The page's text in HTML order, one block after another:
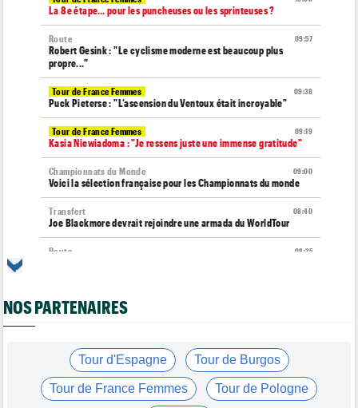
La 8e étape… pour les puncheuses ou les sprinteuses ?
09:57
Route
Robert Gesink : "Le cyclisme moderne est beaucoup plus
propre..."
09:38
Tour de France Femmes
Puck Pieterse : "L’ascension du Ventoux était incroyable"
09:19
Tour de France Femmes
Kasia Niewiadoma : "Je ressens juste une immense gratitude"
09:00
Championnats du Monde
Voici la sélection française pour les Championnats du monde
08:40
Transfert
Joe Blackmore devrait rejoindre une armada du WorldTour
08:35
Route
Tour de France Femmes
Horaires et chaînes… La diffusion TV de la 8e étape du Tour
Toon Aerts, blessé, a mis un terme à sa saison 2026
07:53
Transfert
Le Mercato vélo est ouvert... voici toutes les dernières infos
NOS PARTENAIRES
Tour d'Espagne Tour de Burgos
Tour de France Femmes Tour de Pologne